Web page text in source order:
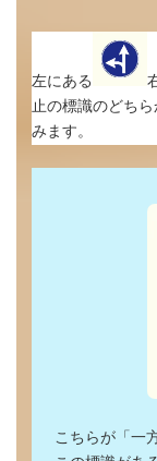
左にある
止の標識のどち
みます。
こちらが「一